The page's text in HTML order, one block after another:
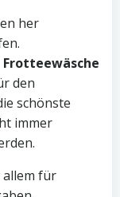
her
Frotteewäsche
den
schönste
immer
für